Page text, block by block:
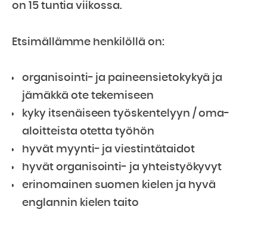
on 15 tuntia viikossa.
Etsimällämme henkilöllä on:
organisointi- ja paineensietokykyä ja
jämäkkä ote tekemiseen
kyky itsenäiseen työskentelyyn / oma-
aloitteista otetta työhön
hyvät myynti- ja viestintätaidot
hyvät organisointi- ja yhteistyökyvyt
erinomainen suomen kielen ja hyvä
englannin kielen taito